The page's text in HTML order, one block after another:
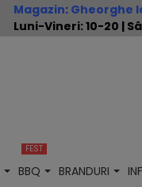
Magazin: Gheorghe
Luni-Vineri: 10-20 |
BBQ
FEST
BRANDURI